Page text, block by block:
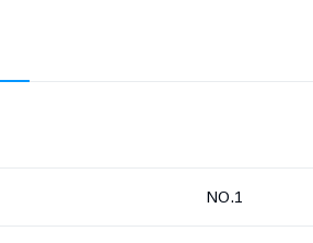
NO.1